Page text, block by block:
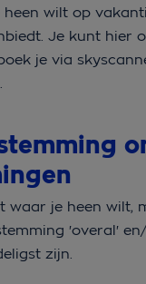
wilt op
Je kunt hier
je via
waar je heen wilt,
'overal'
zijn.